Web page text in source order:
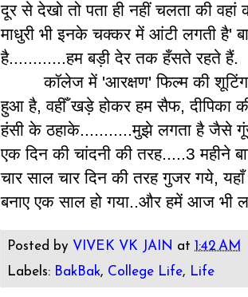
दूर से देखो तो पता ही नहीं चलता की
माधुरी भी इनके चक्कर में आंटी लगती है'
है............हम बड़ी देर तक हँसते रहते हैं.
कॉलेज में 'आरक्षण' फिल्म की शूटिंग
हुआ है, वहीँ खड़े होकर हम सैफ, दीपिका
हंसी के ठहाके...........मुझे लगता है जैसे
एक दिन की चांदनी की तरह.....3 महीने
चार साल चार दिन की तरह गुजर गये,
बनाए एक साल हो गया..और हमें आज भी
Posted by VIVEK VK JAIN at1:42 AM
Labels: BakBak, College Life, Life